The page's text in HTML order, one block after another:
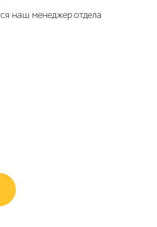
наш менеджер отдела